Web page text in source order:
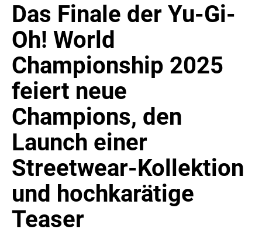
SWORDFISH
AURA
AWOL VISION
BESTATTUNG HIMMELBLAU
CARRERA
EORA
OPTIMUM NUTRITION
PROF. GEORGE BIRKMAYER NADH
PUSTEFIX
META COMMUNICATION
REVELL
SONOS DE
Das Finale der Yu-Gi-
Oh! World
Championship 2025
feiert neue
Champions, den
Launch einer
Streetwear-Kollektion
und hochkarätige
Teaser